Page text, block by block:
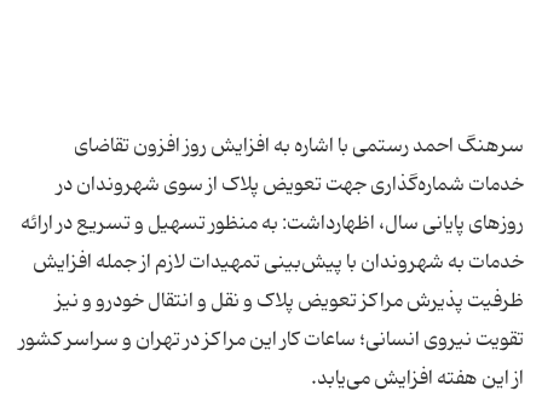
سرهنگ احمد رستمی با اشاره به افزایش روز افزون تقاضای
خدمات شماره‌گذاری جهت تعویض پلاک از سوی شهروندان در
روزهای پایانی سال، اظهارداشت: به منظور تسهیل و تسریع در ارائه
خدمات به شهروندان با پیش‌بینی تمهیدات لازم از جمله افزایش
ظرفیت پذیرش مراکز تعویض پلاک و نقل و انتقال خودرو و نیز
تقویت نیروی انسانی؛ ساعات کار این مراکز در تهران و سراسر کشور